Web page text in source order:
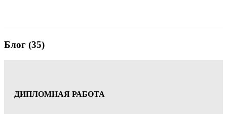
Блог (35)
ДИПЛОМНАЯ РАБОТА